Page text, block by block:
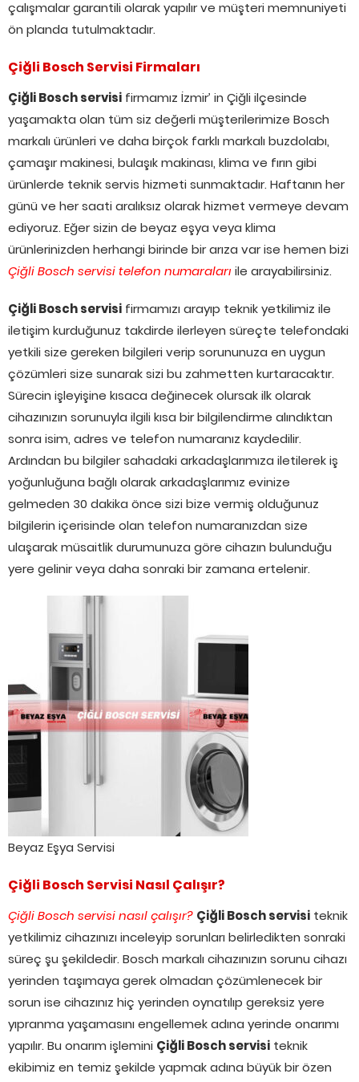
çalışmalar garantili olarak yapılır ve müşteri memnuniyeti
ön planda tutulmaktadır.
Çiğli Bosch Servisi Firmaları
Çiğli Bosch servisi firmamız İzmir’ in Çiğli ilçesinde
yaşamakta olan tüm siz değerli müşterilerimize Bosch
markalı ürünleri ve daha birçok farklı markalı buzdolabı,
çamaşır makinesi, bulaşık makinası, klima ve fırın gibi
ürünlerde teknik servis hizmeti sunmaktadır. Haftanın her
günü ve her saati aralıksız olarak hizmet vermeye devam
ediyoruz. Eğer sizin de beyaz eşya veya klima
ürünlerinizden herhangi birinde bir arıza var ise hemen bizi
Çiğli Bosch servisi telefon numaraları ile arayabilirsiniz.
Çiğli Bosch servisi firmamızı arayıp teknik yetkilimiz ile
iletişim kurduğunuz takdirde ilerleyen süreçte telefondaki
yetkili size gereken bilgileri verip sorununuza en uygun
çözümleri size sunarak sizi bu zahmetten kurtaracaktır.
Sürecin işleyişine kısaca değinecek olursak ilk olarak
cihazınızın sorunuyla ilgili kısa bir bilgilendirme alındıktan
sonra isim, adres ve telefon numaranız kaydedilir.
Ardından bu bilgiler sahadaki arkadaşlarımıza iletilerek iş
yoğunluğuna bağlı olarak arkadaşlarımız evinize
gelmeden 30 dakika önce sizi bize vermiş olduğunuz
bilgilerin içerisinde olan telefon numaranızdan size
ulaşarak müsaitlik durumunuza göre cihazın bulunduğu
yere gelinir veya daha sonraki bir zamana ertelenir.
Beyaz Eşya Servisi
Çiğli Bosch Servisi Nasıl Çalışır?
Çiğli Bosch servisi nasıl çalışır? Çiğli Bosch servisi teknik
yetkilimiz cihazınızı inceleyip sorunları belirledikten sonraki
süreç şu şekildedir. Bosch markalı cihazınızın sorunu cihazı
yerinden taşımaya gerek olmadan çözümlenecek bir
sorun ise cihazınız hiç yerinden oynatılıp gereksiz yere
yıpranma yaşamasını engellemek adına yerinde onarımı
yapılır. Bu onarım işlemini Çiğli Bosch servisi teknik
ekibimiz en temiz şekilde yapmak adına büyük bir özen